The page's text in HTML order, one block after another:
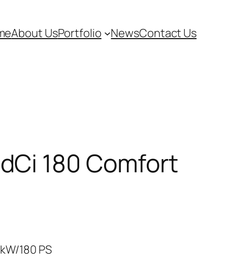
About UsPortfolio NewsContact Us
180 Comfort
180 PS